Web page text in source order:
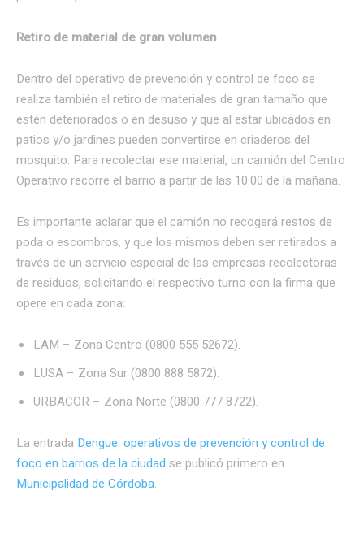
Retiro de material de gran volumen
Dentro del operativo de prevención y control de foco se
realiza también el retiro de materiales de gran tamaño que
estén deteriorados o en desuso y que al estar ubicados en
patios y/o jardines pueden convertirse en criaderos del
mosquito. Para recolectar ese material, un camión del Centro
Operativo recorre el barrio a partir de las 10:00 de la mañana.
Es importante aclarar que el camión no recogerá restos de
poda o escombros, y que los mismos deben ser retirados a
través de un servicio especial de las empresas recolectoras
de residuos, solicitando el respectivo turno con la firma que
opere en cada zona:
LAM – Zona Centro (0800 555 52672).
LUSA – Zona Sur (0800 888 5872).
URBACOR – Zona Norte (0800 777 8722).
La entrada Dengue: operativos de prevención y control de
foco en barrios de la ciudad se publicó primero en
Municipalidad de Córdoba.